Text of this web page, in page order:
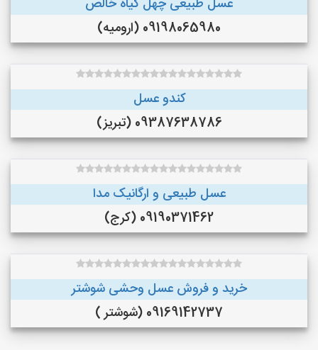
عسل طبیعی چهل گیاه خالص
09198065980 (ارومیه)
کندو عسل
09387638786 (تبریز)
عسل طبیعی و ارگانیک مدا
09190371462 (کرج)
خرید و فروش عسل وحشی شوشتر
09169142737 (شوشتر )